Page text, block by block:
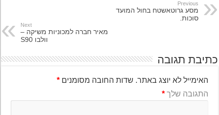
Previous
מסע גרוטאשטח בחול המועד
סוכות.
Next
מאיר חברה למכוניות משיקה –
וולבו S90
תגובה
האימייל לא יוצג באתר. שדות החובה מסומנים*
התגובה שלך*